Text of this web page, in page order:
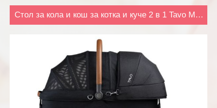
Стол за кола и кош за котка и куче 2 в 1 Tavo Maeve™, с база